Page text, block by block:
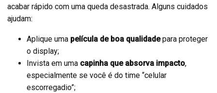
acabar rápido com uma queda desastrada. Alguns cuidados
ajudam:
Aplique uma película de boa qualidadepara proteger
o display;
Invista em uma capinha que absorva impacto,
especialmente se você é do time “celular
escorregadio”;